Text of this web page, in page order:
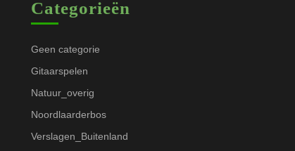
Categorieën
Geen categorie
Gitaarspelen
Natuur_overig
Noordlaarderbos
Verslagen_Buitenland